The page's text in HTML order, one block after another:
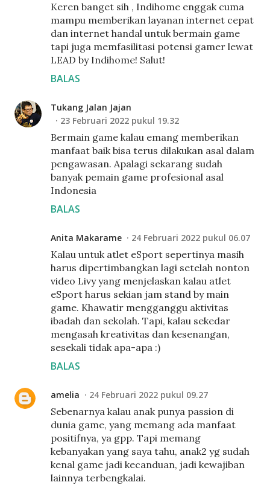
Keren banget sih , Indihome enggak cuma
mampu memberikan layanan internet cepat
dan internet handal untuk bermain game
tapi juga memfasilitasi potensi gamer lewat
LEAD by Indihome! Salut!
BALAS
Tukang Jalan Jajan
23 Februari 2022 pukul 19.32
Bermain game kalau emang memberikan
manfaat baik bisa terus dilakukan asal dalam
pengawasan. Apalagi sekarang sudah
banyak pemain game profesional asal
Indonesia
BALAS
Anita Makarame 24 Februari 2022 pukul 06.07
Kalau untuk atlet eSport sepertinya masih
harus dipertimbangkan lagi setelah nonton
video Livy yang menjelaskan kalau atlet
eSport harus sekian jam stand by main
game. Khawatir mengganggu aktivitas
ibadah dan sekolah. Tapi, kalau sekedar
mengasah kreativitas dan kesenangan,
sesekali tidak apa-apa :)
BALAS
amelia 24 Februari 2022 pukul 09.27
Sebenarnya kalau anak punya passion di
dunia game, yang memang ada manfaat
positifnya, ya gpp. Tapi memang
kebanyakan yang saya tahu, anak2 yg sudah
kenal game jadi kecanduan, jadi kewajiban
lainnya terbengkalai.